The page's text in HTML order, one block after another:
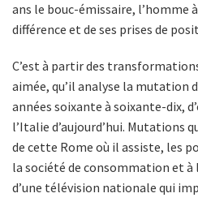
ans le bouc-émissaire, l’homme
différence et de ses prises de
C’est à partir des
aimée, qu’il analyse la mutation
années soixante à soixante-dix,
l’Italie d’aujourd’hui. Mutations
de cette Rome où il assiste, les
la société de consommation et à
d’une télévision nationale qui